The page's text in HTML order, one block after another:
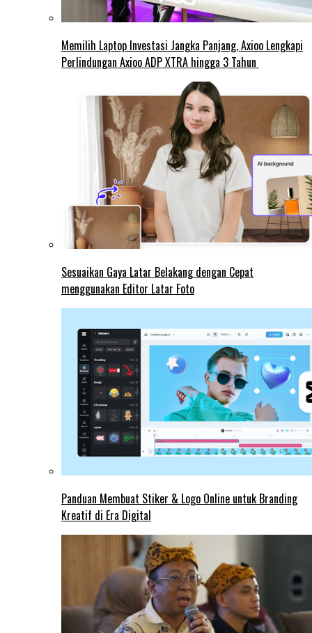
Memilih Laptop Investasi Jangka Panjang, Axioo Lengkapi
Perlindungan Axioo ADP XTRA hingga 3 Tahun
Sesuaikan Gaya Latar Belakang dengan Cepat
menggunakan Editor Latar Foto
Panduan Membuat Stiker & Logo Online untuk Branding
Kreatif di Era Digital